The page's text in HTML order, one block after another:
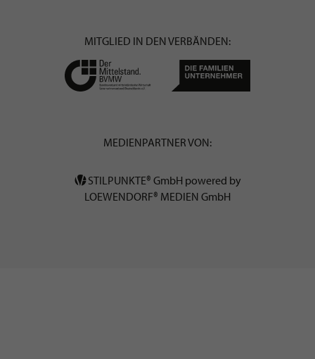
MITGLIED IN DEN VERBÄNDEN:
MEDIENPARTNER VON:
STILPUNKTE® GmbH powered by
LOEWENDORF® MEDIEN GmbH